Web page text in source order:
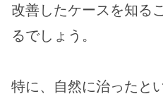
改善したケースを知る
るでしょう。
特に、自然に治ったと